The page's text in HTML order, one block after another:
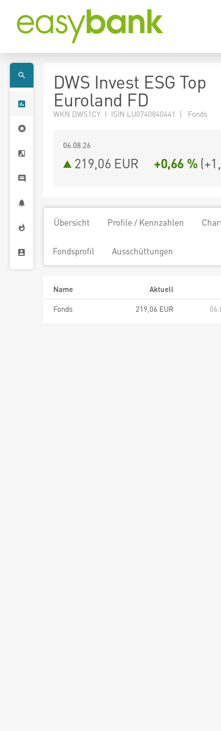
DWS Invest ESG Top
Euroland FD
WKN DWS1CY | ISIN LU0740840441 | Fonds
06.08.26
219,06 EUR +0,66 % (
Übersicht Profile / Kennzahlen
Fondsprofil Ausschüttungen
Name
Aktuell
Fonds
219,06 EUR